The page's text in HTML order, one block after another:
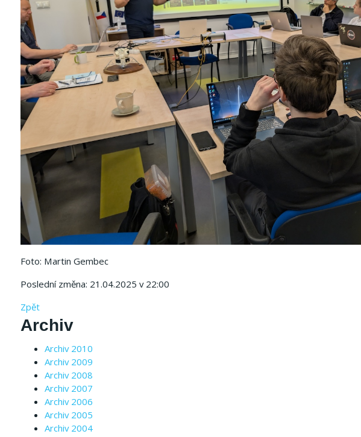
Foto: Martin Gembec
Poslední změna: 21.04.2025 v 22:00
Zpět
Archiv
Archiv 2010
Archiv 2009
Archiv 2008
Archiv 2007
Archiv 2006
Archiv 2005
Archiv 2004